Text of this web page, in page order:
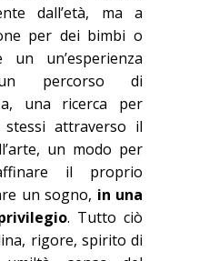
dall’età, ma a
per dei bimbi o
un un’esperienza
percorso di
una ricerca per
attraverso il
un modo per
il proprio
un sogno, in una
. Tutto ciò
rigore, spirito di